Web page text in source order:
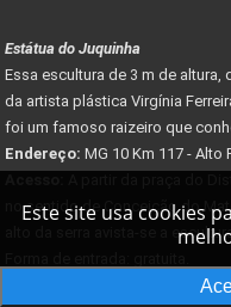
Estátua do Juquinha
Essa escultura de 3 m de altura,
da artista plástica Virgínia
foi um famoso raizeiro que
Endereço: MG 10 Km 117 - Alto
no sentido de Conceição do
alto da serra avista-se a
Este site usa cookies